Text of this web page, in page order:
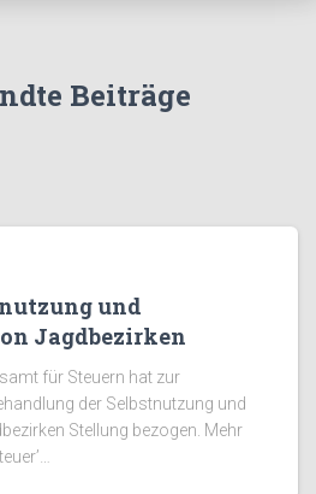
Beiträge
und
Jagdbezirken
für Steuern hat zur
der Selbstnutzung und
Stellung bezogen. Mehr